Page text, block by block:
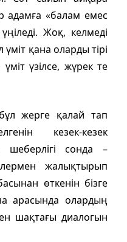
адамға «балам емес
Жоқ, келмеді
үміт қана оларды тірі
үзілсе, жүрек те
жерге қалай тап
кезек-кезек
шеберлігі сонда –
жалықтырып
өткенін бізге
арасында олардың
шақтағы диалогын